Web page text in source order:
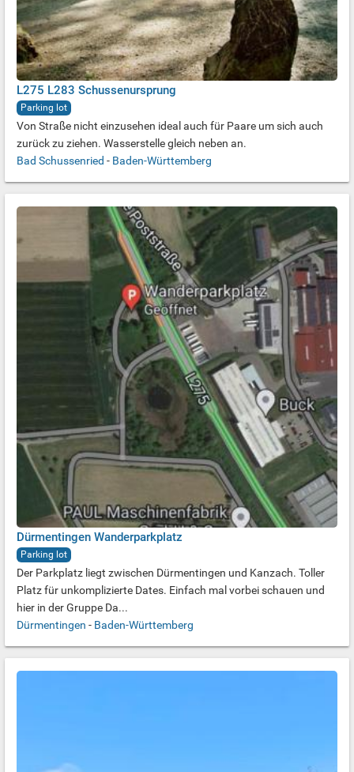
L275 L283 Schussenursprung
Parking lot
Von Straße nicht einzusehen ideal auch für Paare um sich auch
zurück zu ziehen. Wasserstelle gleich neben an.
Bad Schussenried - Baden-Württemberg
Dürmentingen Wanderparkplatz
Parking lot
Der Parkplatz liegt zwischen Dürmentingen und Kanzach. Toller
Platz für unkomplizierte Dates. Einfach mal vorbei schauen und
hier in der Gruppe Da...
Dürmentingen - Baden-Württemberg